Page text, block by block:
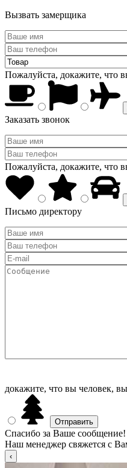
Вызвать замерщика
Пожалуйста, докажите, что
Заказать звонок
Пожалуйста, докажите, что
Письмо директору
докажите, что вы человек,
Спасибо за Ваше сообщение!
Наш менеджер свяжется с